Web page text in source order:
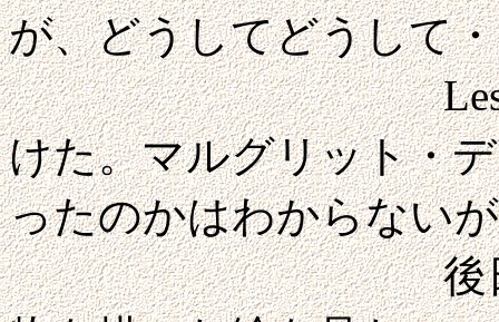
が、どうしてどうして
Les Roches
けた。マルグリット・
ったのかはわからない
後日にオルセ